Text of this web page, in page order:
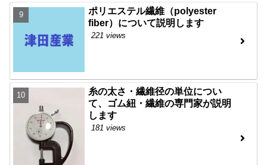
ポリエステル繊維（polyester
fiber）について説明します
221 views
糸の太さ・繊維径の単位につい
て、ゴム紐・繊維の専門家が説明
します
181 views